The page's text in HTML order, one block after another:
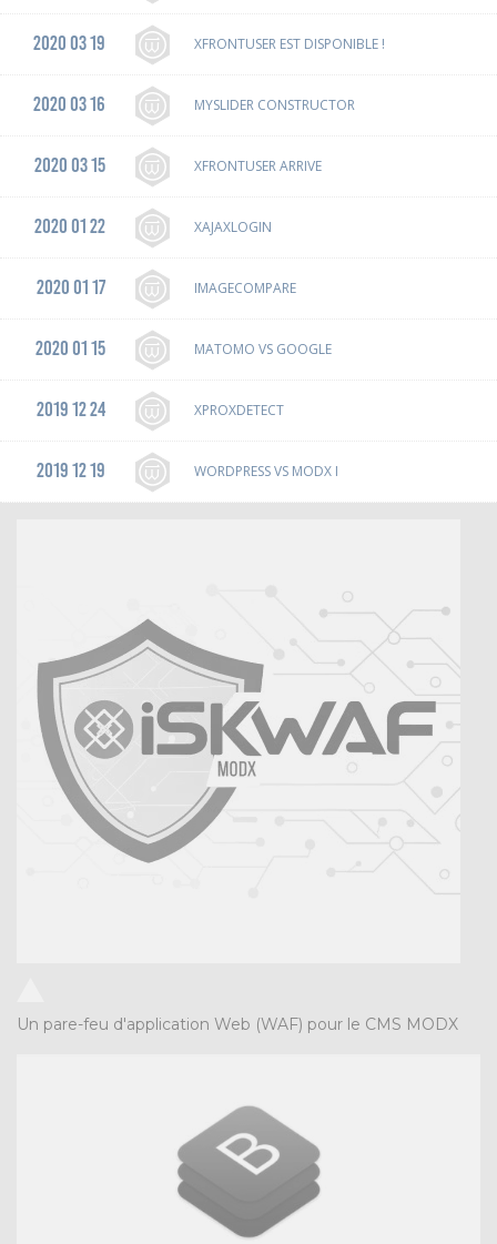
2020 03 19 XFRONTUSER EST DISPONIBLE !
2020 03 16 MYSLIDER CONSTRUCTOR
2020 03 15 XFRONTUSER ARRIVE
2020 01 22 XAJAXLOGIN
2020 01 17 IMAGECOMPARE
2020 01 15 MATOMO VS GOOGLE
2019 12 24 XPROXDETECT
2019 12 19 WORDPRESS VS MODX I
Un pare-feu d'application Web (WAF) pour le CMS MODX